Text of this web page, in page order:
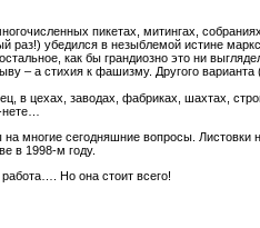
пикетах, митингах,
убедился в незыблемой истине
как бы грандиозно это ни
– а стихия к фашизму. Другого
в цехах, заводах, фабриках, шахтах,
многие сегодняшние вопросы. Листовки
в 1998-м году.
Но она стоит всего!